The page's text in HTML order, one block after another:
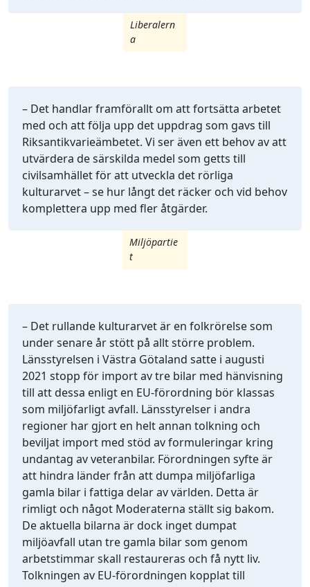
Liberalern
a
Miljöpartie
t
– Det handlar framförallt om att fortsätta arbetet
med och att följa upp det uppdrag som gavs till
Riksantikvarieämbetet. Vi ser även ett behov av att
utvärdera de särskilda medel som getts till
civilsamhället för att utveckla det rörliga
kulturarvet – se hur långt det räcker och vid behov
komplettera upp med fler åtgärder.
– Det rullande kulturarvet är en folkrörelse som
under senare år stött på allt större problem.
Länsstyrelsen i Västra Götaland satte i augusti
2021 stopp för import av tre bilar med hänvisning
till att dessa enligt en EU-förordning bör klassas
som miljöfarligt avfall. Länsstyrelser i andra
regioner har gjort en helt annan tolkning och
beviljat import med stöd av formuleringar kring
undantag av veteranbilar. Förordningen syfte är
att hindra länder från att dumpa miljöfarliga
gamla bilar i fattiga delar av världen. Detta är
rimligt och något Moderaterna ställt sig bakom.
De aktuella bilarna är dock inget dumpat
miljöavfall utan tre gamla bilar som genom
arbetstimmar skall restaureras och få nytt liv.
Tolkningen av EU-förordningen kopplat till